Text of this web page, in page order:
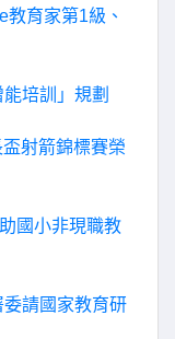
育家第1級、
培訓」規劃
射箭錦標賽榮
國小非現職教
請國家教育研